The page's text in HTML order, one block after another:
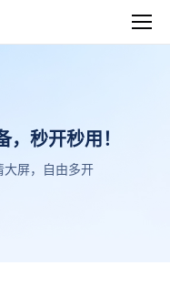
秒开秒用！
屏，自由多开